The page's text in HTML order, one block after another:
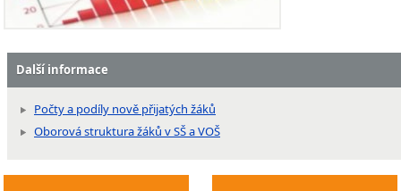
Další informace
Počty a podíly nově přijatých žáků
Oborová struktura žáků v SŠ a VOŠ